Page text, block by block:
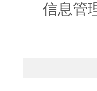
信息管